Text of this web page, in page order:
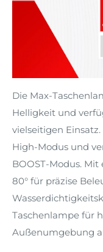
Die Max-
Helligkeit und
vielseitigen
High-Modus und
BOOST-Modus.
80° für präzise
Taschenlampe für
Außenumgebung